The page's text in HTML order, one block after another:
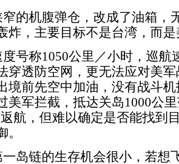
的机腹弹仓，改成了油箱，
炸，主要目标不是台湾，而
号称1050公里／小时，巡航
穿透防空网，更无法应对美
境前先空中加油，没有战斗
美军拦截，抵达关岛1000公
航，但难以确定是否能找到
。
岛链的生存机会很小，若想